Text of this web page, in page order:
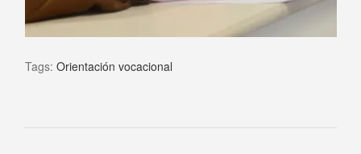
Tags: Orientación vocacional